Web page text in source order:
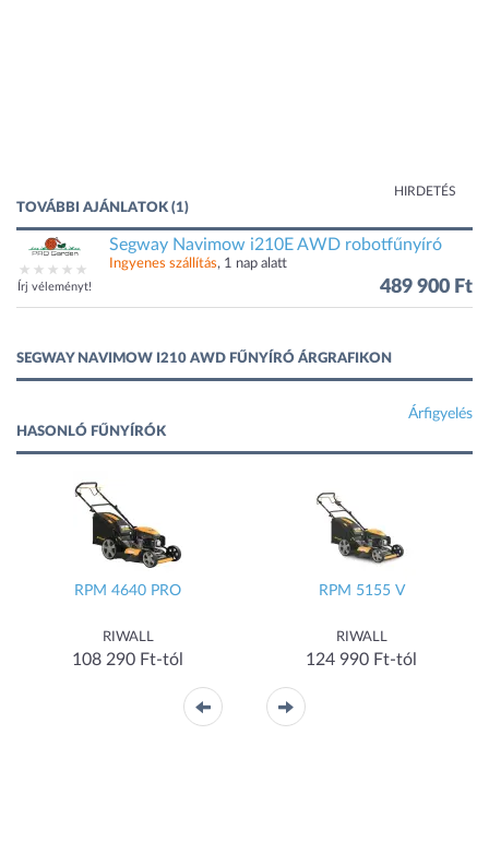
HIRDETÉS
TOVÁBBI AJÁNLATOK (1)
Írj véleményt!
Segway Navimow i210E AWD robotfűnyíró
Ingyenes szállítás, 1 nap alatt
489 900 Ft
SEGWAY NAVIMOW I210 AWD FŰNYÍRÓ ÁRGRAFIKON
Árfigyelés
HASONLÓ FŰNYÍRÓK
RPM 4640 PRO
RIWALL
108 290 Ft-tól
RPM 5155 V
RIWALL
124 990 Ft-tól